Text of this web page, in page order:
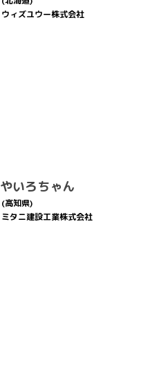
ウィズユウー株式会社
やいろちゃん
(高知県)
ミタニ建設工業株式会社